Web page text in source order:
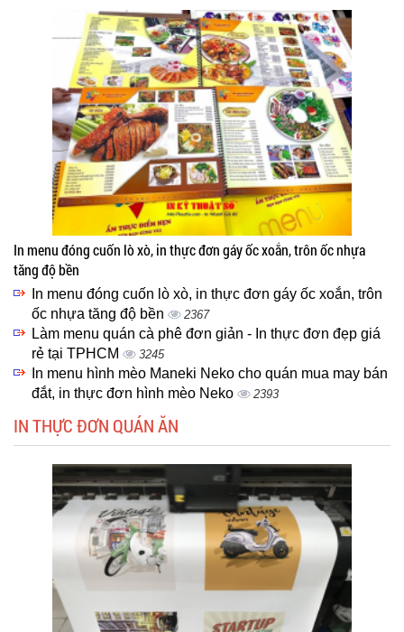
In menu đóng cuốn lò xò, in thực đơn gáy ốc xoắn, trôn ốc nhựa
tăng độ bền
In menu đóng cuốn lò xò, in thực đơn gáy ốc xoắn, trôn
ốc nhựa tăng độ bền
2367
Làm menu quán cà phê đơn giản - In thực đơn đẹp giá
rẻ tại TPHCM
3245
In menu hình mèo Maneki Neko cho quán mua may bán
đắt, in thực đơn hình mèo Neko
2393
IN THỰC ĐƠN QUÁN ĂN